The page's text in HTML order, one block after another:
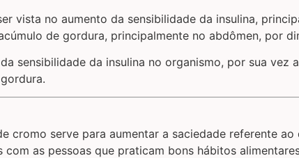
vista no aumento da sensibilidade da insulina,
de gordura, principalmente no abdômen, por
sensibilidade da insulina no organismo, por sua
cromo serve para aumentar a saciedade referente
as pessoas que praticam bons hábitos